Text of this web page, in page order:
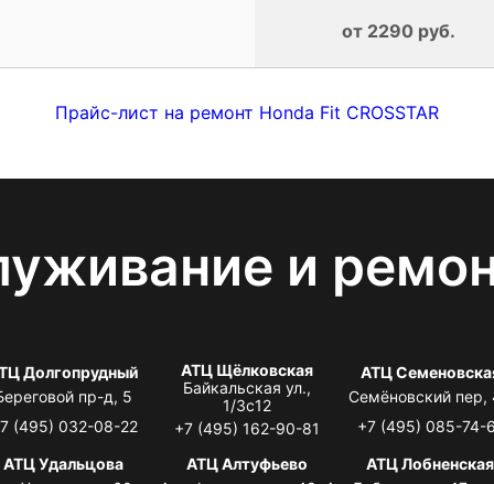
от 2290 руб.
Прайс-лист на ремонт Honda Fit CROSSTAR
и
Долгопрудный
пр-д, 5
(495) 032-08-22
АТЦ Щёлковская
Байкальская ул.,
1/3с12
+7 (495) 162-90-81
АТЦ
Семёновский пер,
+7 (495) 085-74-
АТЦ Удальцова
АТЦ Алтуфьево
АТЦ Лобненская